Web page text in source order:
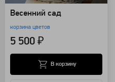
Весенний сад
корзина цветов
5 500 ₽
В корзину